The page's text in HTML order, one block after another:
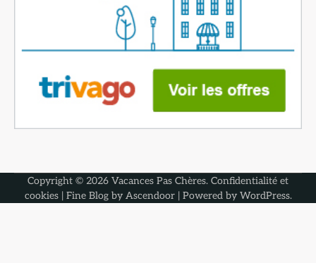
Copyright © 2026 Vacances Pas Chères. Confidentialité et
cookies| Fine Blog by Ascendoor| Powered by WordPress.